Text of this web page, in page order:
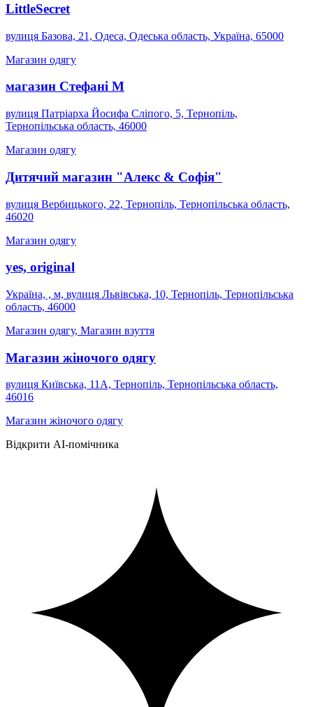
LittleSecret
вулиця Базова, 21, Одеса, Одеська область, Україна, 65000
Магазин одягу
магазин Стефані М
вулиця Патріарха Йосифа Сліпого, 5, Тернопіль,
Тернопільська область, 46000
Магазин одягу
Дитячий магазин "Алекс & Софія"
вулиця Вербицького, 22, Тернопіль, Тернопільська область,
46020
Магазин одягу
yes, original
Україна, , м, вулиця Львівська, 10, Тернопіль, Тернопільська
область, 46000
Магазин одягу, Магазин взуття
Магазин жіночого одягу
вулиця Київська, 11А, Тернопіль, Тернопільська область,
46016
Магазин жіночого одягу
Відкрити AI-помічника